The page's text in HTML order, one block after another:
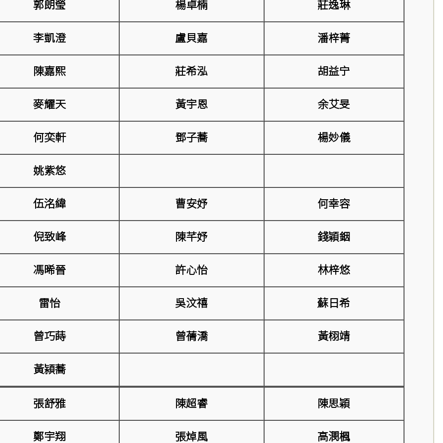
郭朗瑩 楊卓楠 莊逸琳
李凱澄 盧貝嘉 潘梓菁
陳嘉熙 莊希泓 胡益宁
麥耀天 黃宇恩 余艾旻
何奕軒 鄧子蕎 楊妙儀
姚紫悠
伍洺緯 曹安妤 何幸容
倪致峰 陳芊妤 錢穎銦
馮晞晉 許心怡 林梓悠
雷怡 吳汶禧 蘇日希
曾巧蒔 曾蒨𣾷 黃栩靖
黃潁蕎
張舒雅 陳超睿 陳思穎
鄭宇翔 張焯風 高潣楓